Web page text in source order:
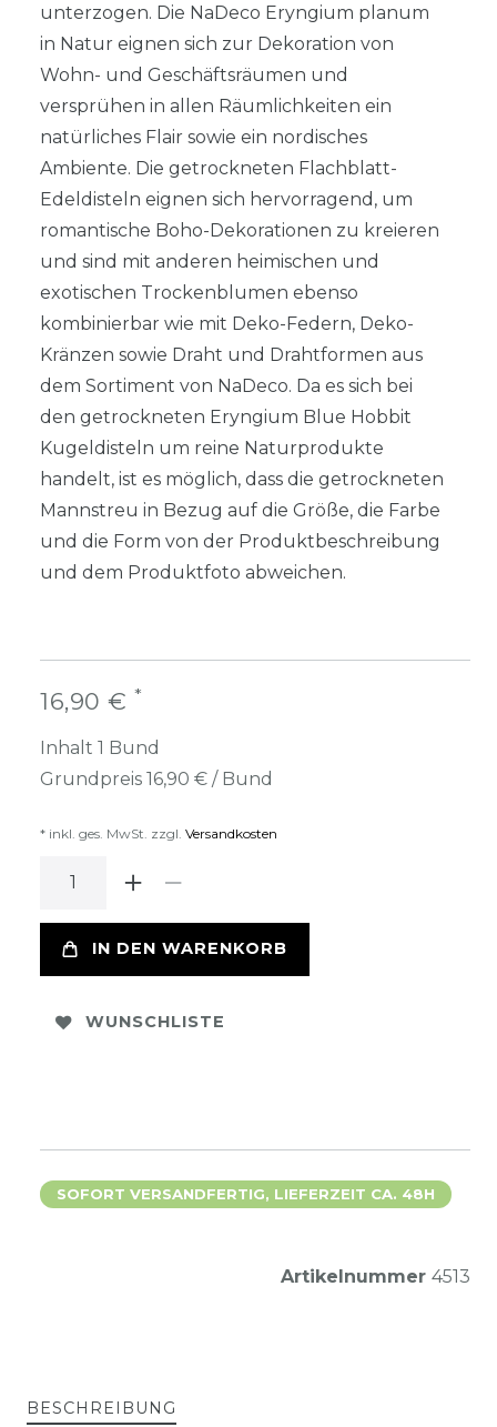
unterzogen. Die NaDeco Eryngium planum
in Natur eignen sich zur Dekoration von
Wohn- und Geschäftsräumen und
versprühen in allen Räumlichkeiten ein
natürliches Flair sowie ein nordisches
Ambiente. Die getrockneten Flachblatt-
Edeldisteln eignen sich hervorragend, um
romantische Boho-Dekorationen zu kreieren
und sind mit anderen heimischen und
exotischen Trockenblumen ebenso
kombinierbar wie mit Deko-Federn, Deko-
Kränzen sowie Draht und Drahtformen aus
dem Sortiment von NaDeco. Da es sich bei
den getrockneten Eryngium Blue Hobbit
Kugeldisteln um reine Naturprodukte
handelt, ist es möglich, dass die getrockneten
Mannstreu in Bezug auf die Größe, die Farbe
und die Form von der Produktbeschreibung
und dem Produktfoto abweichen.
16,90 € *
Inhalt 1 Bund
Grundpreis 16,90 € / Bund
* inkl. ges. MwSt. zzgl. Versandkosten
IN DEN WARENKORB
WUNSCHLISTE
SOFORT VERSANDFERTIG, LIEFERZEIT CA. 48H
Artikelnummer 4513
BESCHREIBUNG